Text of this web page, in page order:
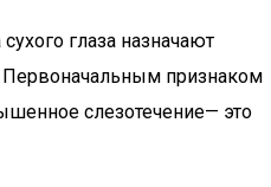
глаза назначают
Первоначальным признаком
слезотечение— это